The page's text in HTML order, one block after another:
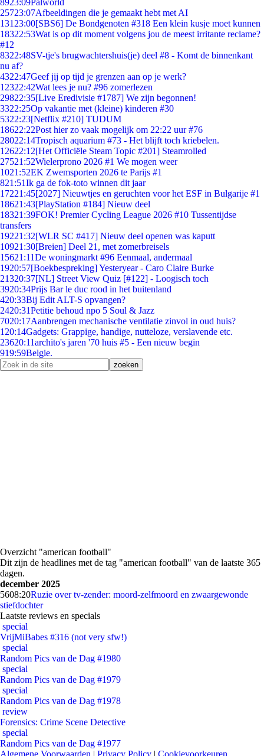
8923:09Palworld
25723:07Afbeeldingen die je gemaakt hebt met AI
131 23:00[SBS6] De Bondgenoten #318 Een klein kusje moet kunnen
18322:53Wat is op dit moment volgens jou de meest irritante reclame?
#12
8322:48SV-tje's brugwachtershuis(je) deel #8 - Komt de binnenkant
nu af?
4322:47Geef jij op tijd je grenzen aan op je werk?
12322:42Wat lees je nu? #96 zomerlezen
29822:35[Live Eredivisie #1787] We zijn begonnen!
3322:25Op vakantie met (kleine) kinderen #30
5322:23[Netflix #210] TUDUM
18622:22Post hier zo vaak mogelijk om 22:22 uur #76
28022:14Tropisch aquarium #73 - Het blijft toch kriebelen.
12622:12[Het Officiële Steam Topic #201] Steamrolled
27521:52Wielerprono 2026 #1 We mogen weer
1021:52EK Zwemsporten 2026 te Parijs #1
821:51Ik ga de fok-toto winnen dit jaar
17221:45[2027] Nieuwtjes en geruchten voor het ESF in Bulgarije #1
18621:43[PlayStation #184] Nieuw deel
18321:39FOK! Premier Cycling League 2026 #10 Tussentijdse
transfers
19221:32[WLR SC #417] Nieuw deel openen was kaputt
10921:30[Breien] Deel 21, met zomerbreisels
15621:11De woningmarkt #96 Eenmaal, andermaal
1920:57[Boekbespreking] Yesteryear - Caro Claire Burke
21320:37[NL] Street View Quiz [#122] - Loogisch toch
3920:34Prijs Bar le duc rood in het buitenland
420:33Bij Edit ALT-S opvangen?
2420:31Petitie behoud npo 5 Soul & Jazz
7020:17Aanbrengen mechanische ventilatie zinvol in oud huis?
1 20:14Gadgets: Grappige, handige, nutteloze, verslavende etc.
23620:11archito's jaren '70 huis #5 - Een nieuw begin
919:59Belgie.
Overzicht "american football"
Dit zijn de headlines met de tag "american football" van de laatste 365
dagen.
december 2025
5608:20Ruzie over tv-zender: moord-zelfmoord en zwaargewonde
stiefdochter
Laatste reviews en specials
special
VrijMiBabes #316 (not very sfw!)
special
Random Pics van de Dag #1980
special
Random Pics van de Dag #1979
special
Random Pics van de Dag #1978
review
Forensics: Crime Scene Detective
special
Random Pics van de Dag #1977
Algemene Voorwaarden | Privacy Policy | Cookievoorkeuren